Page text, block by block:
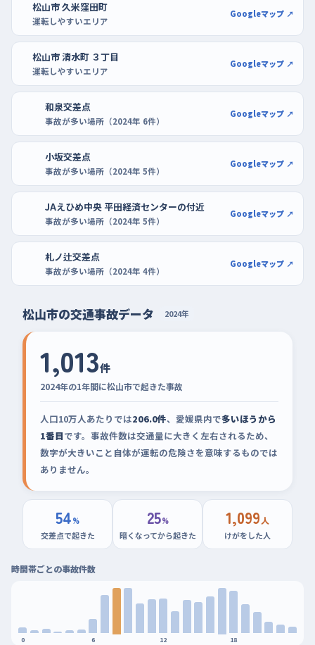
松山市 久米窪田町
運転しやすいエリア
Googleマップ ↗
松山市 清水町 ３丁目
運転しやすいエリア
Googleマップ ↗
和泉交差点
事故が多い場所（2024年 6件）
Googleマップ ↗
小坂交差点
事故が多い場所（2024年 5件）
Googleマップ ↗
JAえひめ中央 平田経済センターの付近
事故が多い場所（2024年 5件）
Googleマップ ↗
札ノ辻交差点
事故が多い場所（2024年 4件）
Googleマップ ↗
松山市の交通事故データ 2024年
1,013件
2024年の1年間に松山市で起きた事故
人口10万人あたりでは206.0件、愛媛県内で多いほうから
1番目です。事故件数は交通量に大きく左右されるため、
数字が大きいこと自体が運転の危険さを意味するものでは
ありません。
54%
交差点で起きた
25%
暗くなってから起きた
1,099人
けがをした人
時間帯ごとの事故件数
0 6 12 18